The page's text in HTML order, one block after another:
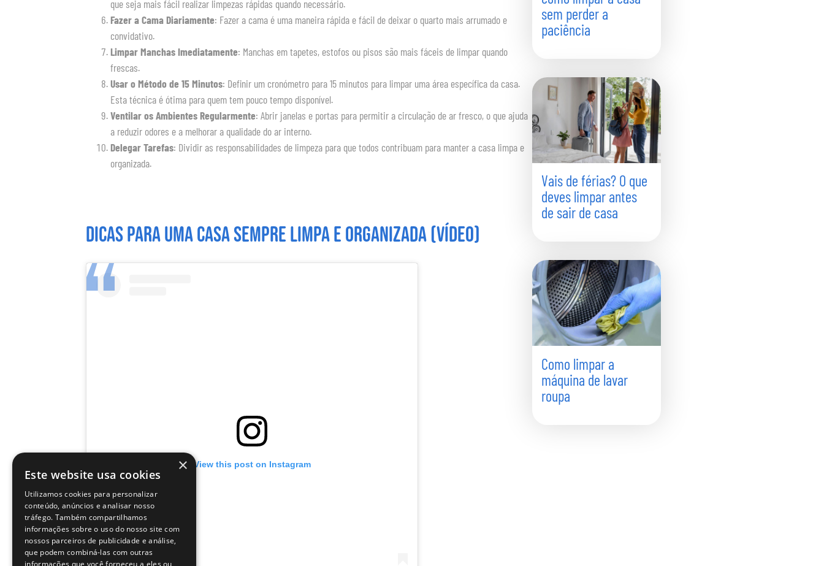
que seja mais fácil realizar limpezas rápidas quando necessário.
Fazer a Cama Diariamente: Fazer a cama é uma maneira rápida e fácil de deixar o quarto mais arrumado e
convidativo.
Limpar Manchas Imediatamente: Manchas em tapetes, estofos ou pisos são mais fáceis de limpar quando
frescas.
Usar o Método de 15 Minutos: Definir um cronómetro para 15 minutos para limpar uma área específica da casa.
Esta técnica é ótima para quem tem pouco tempo disponível.
Ventilar os Ambientes Regularmente: Abrir janelas e portas para permitir a circulação de ar fresco, o que ajuda
a reduzir odores e a melhorar a qualidade do ar interno.
Delegar Tarefas: Dividir as responsabilidades de limpeza para que todos contribuam para manter a casa limpa e
organizada.
Dicas para uma casa sempre limpa e organizada (Vídeo)
View this post on Instagram
sem perder a
paciência
Vais de férias? O que
deves limpar antes
de sair de casa
Como limpar a
máquina de lavar
roupa
×
Este website usa cookies
Utilizamos cookies para personalizar
conteúdo, anúncios e analisar nosso
tráfego. Também compartilhamos
informações sobre o uso do nosso site com
nossos parceiros de publicidade e análise,
que podem combiná-las com outras
informações que você forneceu a eles ou